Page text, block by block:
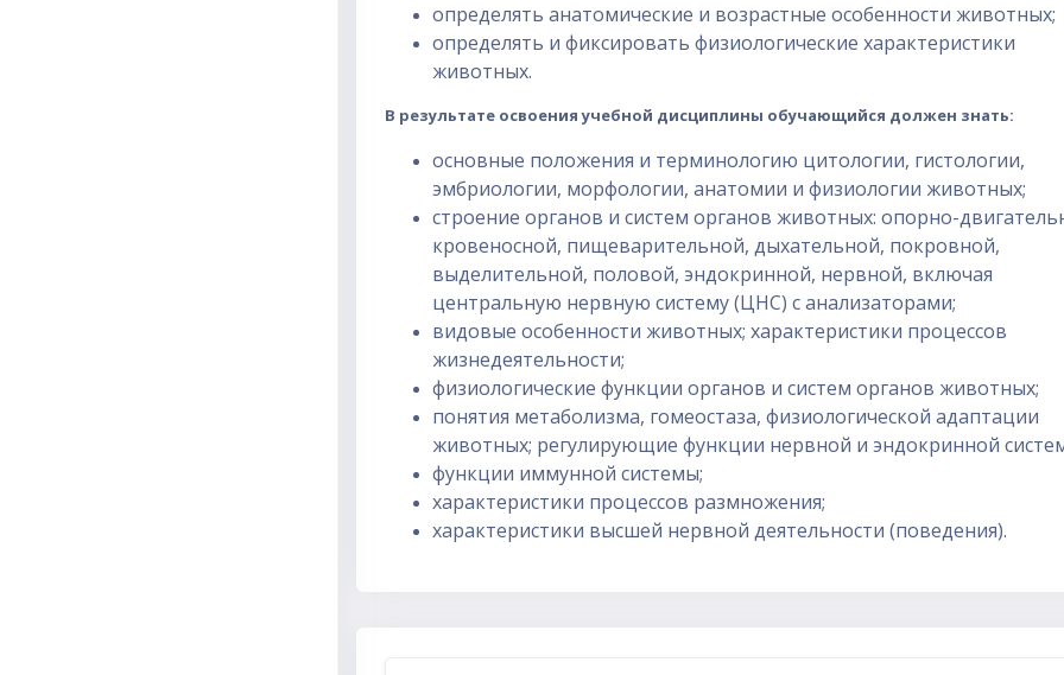
определять анатомические и возрастные особенности животных;
определять и фиксировать физиологические характеристики
животных.
В результате освоения учебной дисциплины обучающийся должен знать:
основные положения и терминологию цитологии, гистологии,
эмбриологии, морфологии, анатомии и физиологии животных;
строение органов и систем органов животных: опорно-
кровеносной, пищеварительной, дыхательной, покровной,
выделительной, половой, эндокринной, нервной, включая
центральную нервную систему (ЦНС) с анализаторами;
видовые особенности животных; характеристики процессов
жизнедеятельности;
физиологические функции органов и систем органов животных;
понятия метаболизма, гомеостаза, физиологической адаптации
животных; регулирующие функции нервной и эндокринной
функции иммунной системы;
характеристики процессов размножения;
характеристики высшей нервной деятельности (поведения).